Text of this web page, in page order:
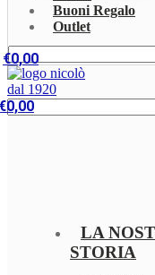
Buoni Regalo
Outlet
€0,00
0,00
LA
STORIA